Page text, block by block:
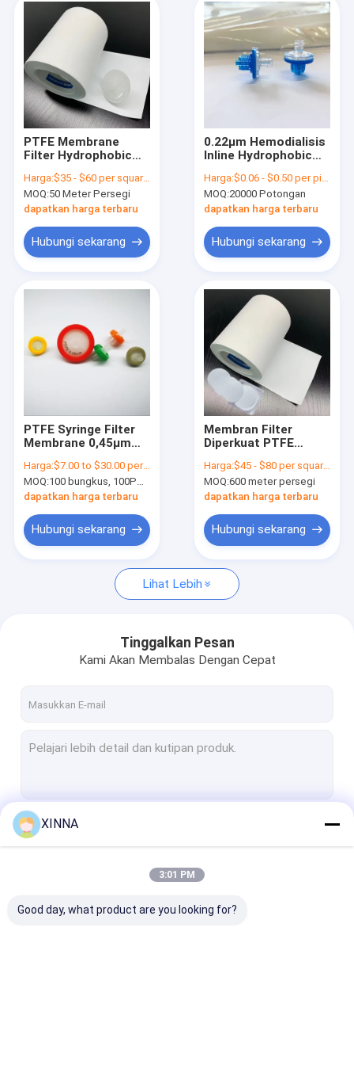
Video
Wisata pabrik
Hubungi kami
Quote request suatu
In-Line IV Filter
Membrane Disc Filter
Membran PES
Membran Nilon
Penjaga Transduser
PTFE Membrane
Filter Hydrophobic
Pore 0,22μm Untuk
3,0μm
Harga:$35 - $60 per square meter
MOQ:50 Meter Persegi
dapatkan harga terbaru
Hubungi sekarang
0.22μm Hemodialisis
Inline Hydrophobic
Membran PTFE
Harga:$0.06 - $0.50 per piece
MOQ:20000 Potongan
dapatkan harga terbaru
Hubungi sekarang
PTFE Syringe Filter
Membrane 0,45μm
Pengudaraan
Farmasi
Harga:$7.00 to $30.00 per pack
MOQ:100 bungkus, 100PCS per bungkus
dapatkan harga terbaru
Hubungi sekarang
Membran Filter
Diperkuat PTFE
Untuk Perangkat
Biomedis
Harga:$45 - $80 per square meter
MOQ:600 meter persegi
dapatkan harga terbaru
Hubungi sekarang
Lihat Lebih
Tinggalkan Pesan
Kami Akan Membalas Dengan Cepat
XINNA
3:01 PM
Good day, what product are you looking for?